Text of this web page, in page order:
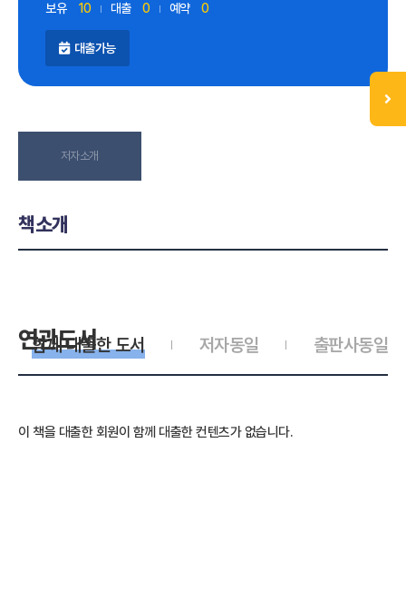
보유 10 대출 0 예약 0
대출가능
저자소개
책소개
연관도서 출판사동일
저자동일
함께 대출한 도서
이 책을 대출한 회원이 함께 대출한 컨텐츠가 없습니다.